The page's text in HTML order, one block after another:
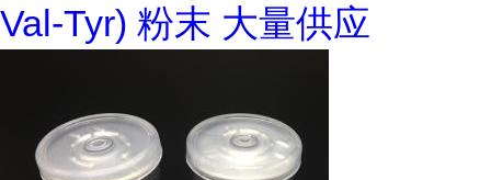
Val-Tyr) 粉末 大量供应